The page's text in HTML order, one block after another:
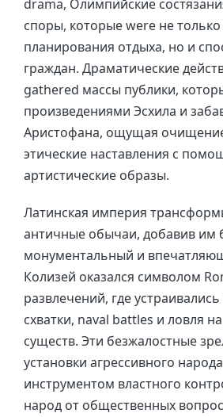
drama, Олимпийские
споры, которые were не
планирования отдыха, но и
граждан. Драматические
gathered массы публики,
произведениями Эсхилa и
Аристофанa, ощущая
этические наставления с
артистические образы.
Латинская империя
античные обычаи, добавив им
монументальный и
Колизей оказался символом
развлечений, где
схватки, naval battles и ловля
существ. Эти безжалостные
установки агрессивного
инструментом властного
народ от общественных